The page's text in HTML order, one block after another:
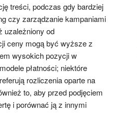
treści, podczas gdy bardziej
czy zarządzanie kampaniami
uzależniony od
ceny mogą być wyższe z
wysokich pozycji w
płatności; niektóre
rozliczenia oparte na
to, aby przed podjęciem
i porównać ją z innymi